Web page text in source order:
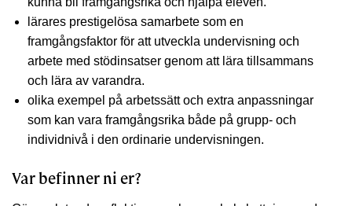
lärares prestigelösa samarbete som en
framgångsfaktor för att utveckla undervisning och
arbete med stödinsatser genom att lära tillsammans
och lära av varandra.
olika exempel på arbetssätt och extra anpassningar
som kan vara framgångsrika både på grupp- och
individnivå i den ordinarie undervisningen.
Var befinner ni er?